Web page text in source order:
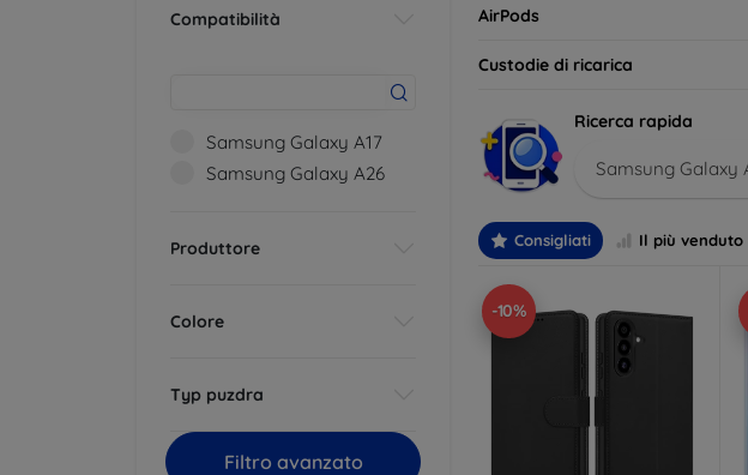
Compatibilità
Samsung Galaxy A17
Samsung Galaxy A26
Produttore
Colore
Typ puzdra
Filtro avanzato
AirPods
Custodie di ricarica
Ricerca rapida
Samsung Galaxy
Consigliati Il più venduto
-10%